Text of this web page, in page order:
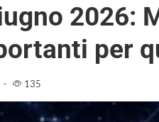
2026:
per
- 135